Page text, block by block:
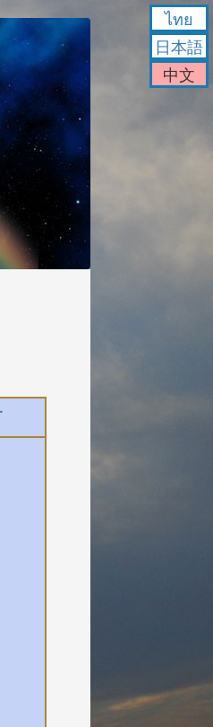
ไทย
日本語
中文